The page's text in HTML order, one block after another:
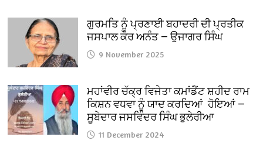
ਗੁਰਮਤਿ ਨੂੰ ਪ੍ਰਣਾਈ ਬਹਾਦਰੀ ਦੀ ਪ੍ਰਤੀਕ
ਜਸਪਾਲ ਕੌਰ ਅਨੰਤ — ਉਜਾਗਰ ਸਿੰਘ
9 November 2025
ਮਹਾਂਵੀਰ ਚੱਕ੍ਰ ਵਿਜੇਤਾ ਕਮਾਂਡੈਂਟ ਸ਼ਹੀਦ ਰਾਮ
ਕਿਸ਼ਨ ਵਧਵਾ ਨੂੰ ਯਾਦ ਕਰਦਿਆਂ ਹੋਇਆਂ —
ਸੂਬੇਦਾਰ ਜਸਵਿੰਦਰ ਸਿੰਘ ਭੁਲੇਰੀਆ
11 December 2024